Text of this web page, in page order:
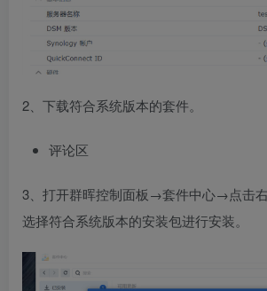
2、下载符合系统版本的套件。
评论区
3、打开群晖控制面板→套件中心→点击
选择符合系统版本的安装包进行安装。